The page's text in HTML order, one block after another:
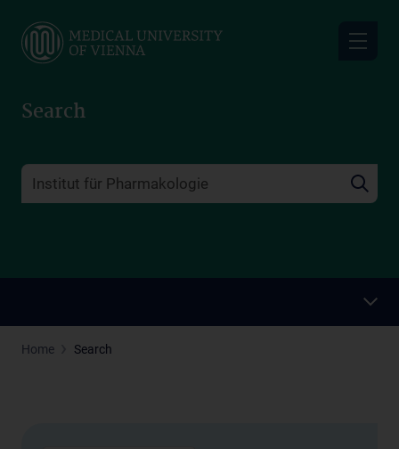
main
Search
Home Search